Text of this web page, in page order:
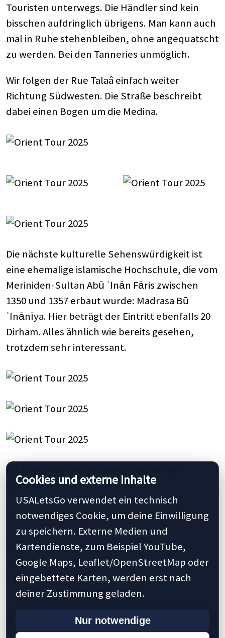
Touristen unterwegs. Die Händler sind kein
bisschen aufdringlich übrigens. Man kann auch
mal in Ruhe stehenbleiben, ohne angequatscht
zu werden. Bei den Tanneries unmöglich.
Wir folgen der Rue Talaâ einfach weiter
Richtung Südwesten. Die Straße beschreibt
dabei einen Bogen um die Medina.
Die nächste kulturelle Sehenswürdigkeit ist
eine ehemalige islamische Hochschule, die vom
Meriniden-Sultan Abū ʿInān Fāris zwischen
1350 und 1357 erbaut wurde: Madrasa Bū
ʿInānīya. Hier beträgt der Eintritt ebenfalls 20
Dirham. Alles ähnlich wie bereits gesehen,
trotzdem sehr interessant.
Die filigranen Verzierungen sind einfach
grandios.
Previous 1 7 10 20 30 Next »
Cookies und externe Inhalte
USALetsGo verwendet ein technisch
notwendiges Cookie, um deine Einwilligung
zu speichern. Externe Medien und
Kartendienste, zum Beispiel YouTube,
Google Maps, Leaflet/OpenStreetMap oder
eingebettete Karten, werden erst nach
deiner Zustimmung geladen.
Nur notwendige